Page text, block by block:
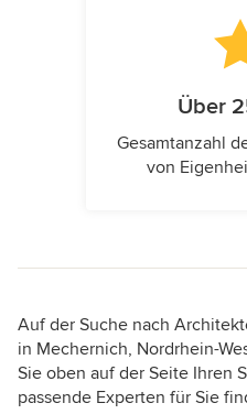
Über
Gesamtanzahl
von
Auf der Suche nach
in Mechernich, Nordrhein-
Sie oben auf der Seite Ihren
passende Experten für Sie